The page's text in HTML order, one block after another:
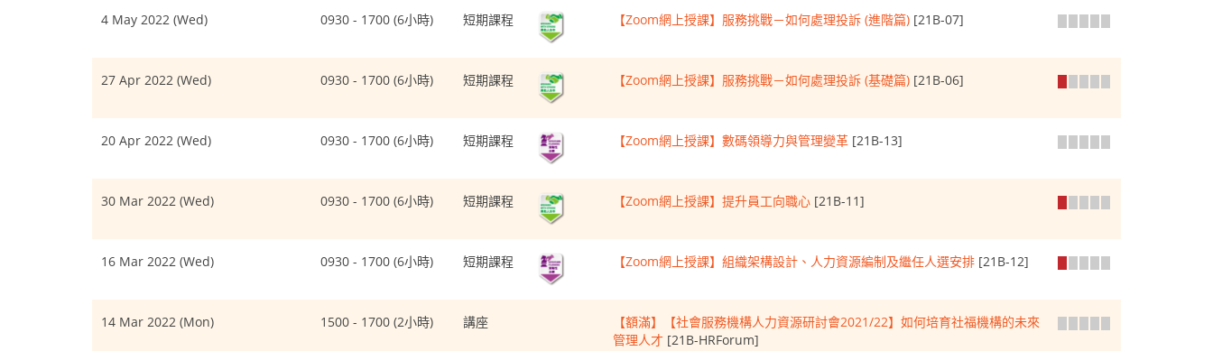
4 May 2022 (Wed) 0930 - 1700 (6小時) 短期課程 【Zoom網上授課】服務挑戰－如何處理投訴 (進階篇) [21B-07]
27 Apr 2022 (Wed) 0930 - 1700 (6小時) 短期課程 【Zoom網上授課】服務挑戰－如何處理投訴 (基礎篇) [21B-06]
20 Apr 2022 (Wed) 0930 - 1700 (6小時) 短期課程 【Zoom網上授課】數碼領導力與管理變革 [21B-13]
30 Mar 2022 (Wed) 0930 - 1700 (6小時) 短期課程 【Zoom網上授課】提升員工向職心 [21B-11]
16 Mar 2022 (Wed) 0930 - 1700 (6小時) 短期課程 【Zoom網上授課】組織架構設計、人力資源編制及繼任人選安排 [21B-12]
14 Mar 2022 (Mon) 1500 - 1700 (2小時) 講座
【額滿】【社會服務機構人力資源研討會2021/22】如何培育社福機構的未來
管理人才 [21B-HRForum]